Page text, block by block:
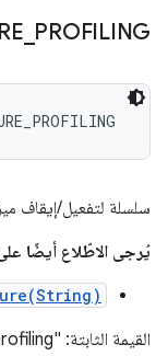
PROFILING
سلسلة لتفعيل/إيقاف
يُرجى الاطّلاع أيضًا
القيمة الثابتة: "method-trace-profiling"